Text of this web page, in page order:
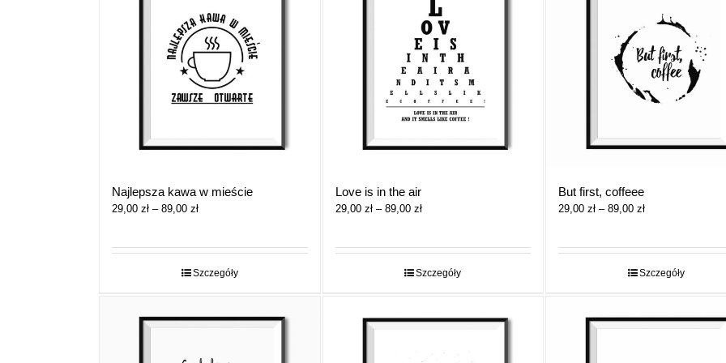
Najlepsza kawa w mieście
29,00 zł – 89,00 złZakres
29,00 zł
do
Szczegóły
Love is in the air
29,00 zł – 89,00 złZakres
29,00 zł
do
Szczegóły
But first, coffeee
29,00 zł – 89,00 złZakres
29,00 zł
do
Szczegóły